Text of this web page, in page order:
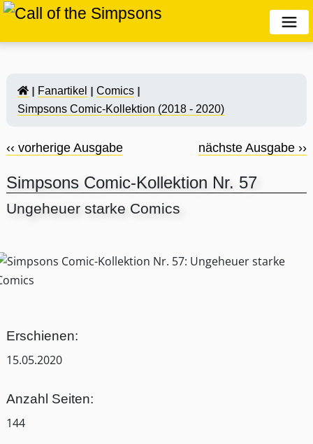
Fanartikel
Comics
Simpsons Comic-Kollektion (2018 - 2020)
‹‹ vorherige Ausgabe nächste Ausgabe ››
Simpsons Comic-Kollektion Nr. 57
Ungeheuer starke Comics
Erschienen:
15.05.2020
Anzahl Seiten:
144